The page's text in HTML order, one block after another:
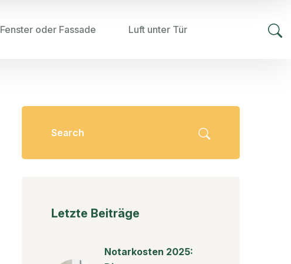
Fenster oder Fassade Luft unter Tür
Letzte Beiträge
Notarkosten 2025: